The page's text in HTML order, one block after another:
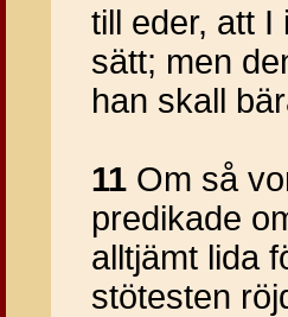
till eder, att
sätt; men
han skall
11 Om så
predikade
alltjämt lida
stötesten